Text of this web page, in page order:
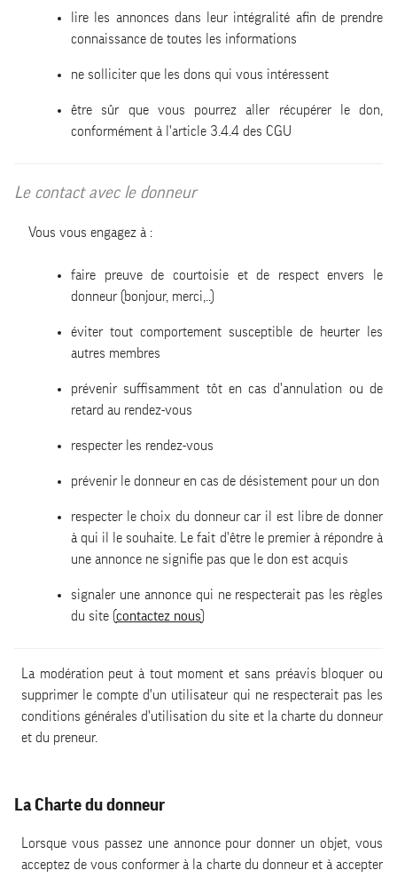
lire les annonces dans leur intégralité afin de prendre
connaissance de toutes les informations
ne solliciter que les dons qui vous intéressent
être sûr que vous pourrez aller récupérer le don,
conformément à l'article 3.4.4 des CGU
Le contact avec le donneur
Vous vous engagez à :
faire preuve de courtoisie et de respect envers le
donneur (bonjour, merci,..)
éviter tout comportement susceptible de heurter les
autres membres
prévenir suffisamment tôt en cas d'annulation ou de
retard au rendez-vous
respecter les rendez-vous
prévenir le donneur en cas de désistement pour un don
respecter le choix du donneur car il est libre de donner
à qui il le souhaite. Le fait d'être le premier à répondre à
une annonce ne signifie pas que le don est acquis
signaler une annonce qui ne respecterait pas les règles
du site (contactez nous)
La modération peut à tout moment et sans préavis bloquer ou
supprimer le compte d'un utilisateur qui ne respecterait pas les
conditions générales d'utilisation du site et la charte du donneur
et du preneur.
La Charte du donneur
Lorsque vous passez une annonce pour donner un objet, vous
acceptez de vous conformer à la charte du donneur et à accepter